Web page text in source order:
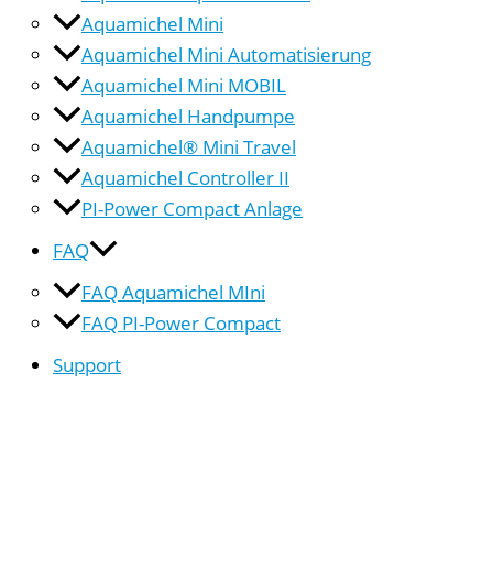
Aquamichel Mini
Aquamichel Mini Automatisierung
Aquamichel Mini MOBIL
Aquamichel Handpumpe
Aquamichel® Mini Travel
Aquamichel Controller II
PI-Power Compact Anlage
FAQ
FAQ Aquamichel MIni
FAQ PI-Power Compact
Support